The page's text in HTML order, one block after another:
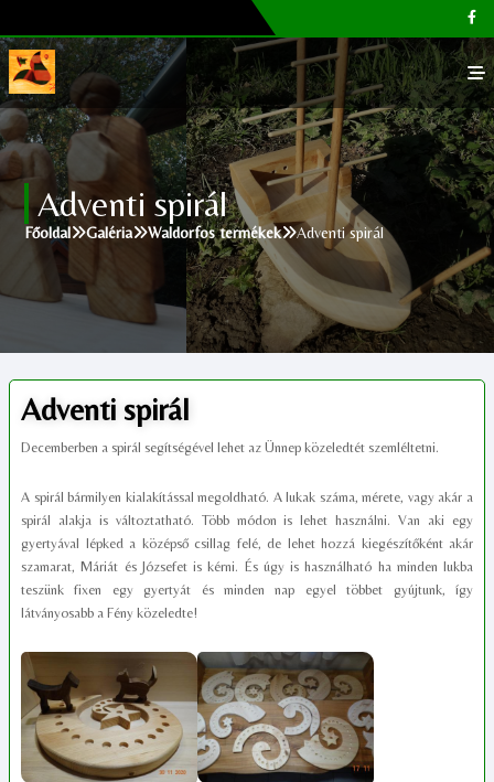
Főoldal
Galéria
Megvásárolható termékek
Cikkek, tippek
Adventi spirál
Főoldal Galéria Waldorfos termékek Adventi spirál
Adventi spirál
Decemberben a spirál segítségével lehet az Ünnep közeledtét szemléltetni.
A spirál bármilyen kialakítással megoldható. A lukak száma, mérete, vagy akár a
spirál alakja is változtatható. Több módon is lehet használni. Van aki egy
gyertyával lépked a középső csillag felé, de lehet hozzá kiegészítőként akár
szamarat, Máriát és Józsefet is kérni. És úgy is használható ha minden lukba
teszünk fixen egy gyertyát és minden nap egyel többet gyújtunk, így
látványosabb a Fény közeledte!